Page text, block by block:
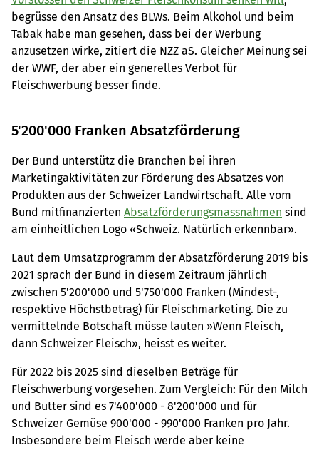
begrüsse den Ansatz des BLWs. Beim Alkohol und beim
Tabak habe man gesehen, dass bei der Werbung
anzusetzen wirke, zitiert die NZZ aS. Gleicher Meinung sei
der WWF, der aber ein generelles Verbot für
Fleischwerbung besser finde.
5'200'000 Franken Absatzförderung
Der Bund unterstütz die Branchen bei ihren
Marketingaktivitäten zur Förderung des Absatzes von
Produkten aus der Schweizer Landwirtschaft. Alle vom
Bund mitfinanzierten Absatzförderungsmassnahmen sind
am einheitlichen Logo «Schweiz. Natürlich erkennbar».
Laut dem Umsatzprogramm der Absatzförderung 2019 bis
2021 sprach der Bund in diesem Zeitraum jährlich
zwischen 5'200'000 und 5'750'000 Franken (Mindest-,
respektive Höchstbetrag) für Fleischmarketing. Die zu
vermittelnde Botschaft müsse lauten »Wenn Fleisch,
dann Schweizer Fleisch», heisst es weiter.
Für 2022 bis 2025 sind dieselben Beträge für
Fleischwerbung vorgesehen. Zum Vergleich: Für den Milch
und Butter sind es 7'400'000 - 8'200'000 und für
Schweizer Gemüse 900'000 - 990'000 Franken pro Jahr.
Insbesondere beim Fleisch werde aber keine